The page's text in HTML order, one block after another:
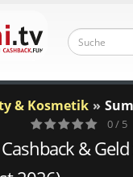
& Kosmetik
0
Votes
0 / 5
&